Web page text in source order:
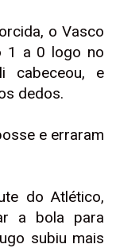
o Vasco
1 a 0 logo no
cabeceou, e
dedos.
e erraram
do Atlético,
a bola para
subiu mais